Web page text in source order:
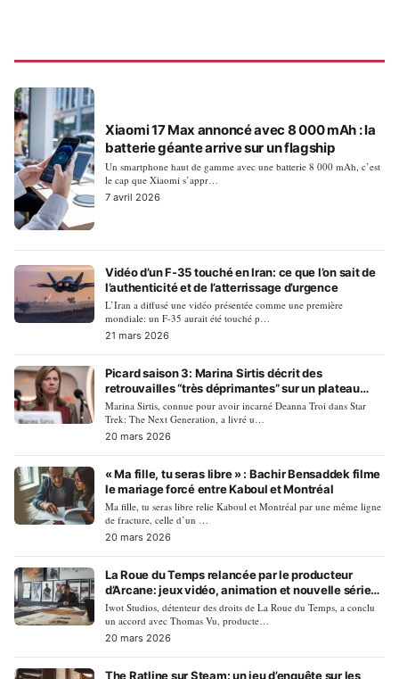
Xiaomi 17 Max annoncé avec 8 000 mAh : la
batterie géante arrive sur un flagship
Un smartphone haut de gamme avec une batterie 8 000 mAh, c’est
le cap que Xiaomi s’appr…
7 avril 2026
Vidéo d’un F-35 touché en Iran: ce que l’on sait de
l’authenticité et de l’atterrissage d’urgence
L’Iran a diffusé une vidéo présentée comme une première
mondiale: un F-35 aurait été touché p…
21 mars 2026
Picard saison 3: Marina Sirtis décrit des
retrouvailles “très déprimantes” sur un plateau
changé
Marina Sirtis, connue pour avoir incarné Deanna Troi dans Star
Trek: The Next Generation, a livré u…
20 mars 2026
« Ma fille, tu seras libre » : Bachir Bensaddek filme
le mariage forcé entre Kaboul et Montréal
Ma fille, tu seras libre relie Kaboul et Montréal par une même ligne
de fracture, celle d’un …
20 mars 2026
La Roue du Temps relancée par le producteur
d’Arcane: jeux vidéo, animation et nouvelle série
en chantier
Iwot Studios, détenteur des droits de La Roue du Temps, a conclu
un accord avec Thomas Vu, producte…
20 mars 2026
The Ratline sur Steam: un jeu d’enquête sur les